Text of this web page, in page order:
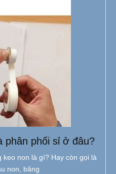
phân phối sỉ ở đâu?
non là gì? Hay còn gọi là
non, băng